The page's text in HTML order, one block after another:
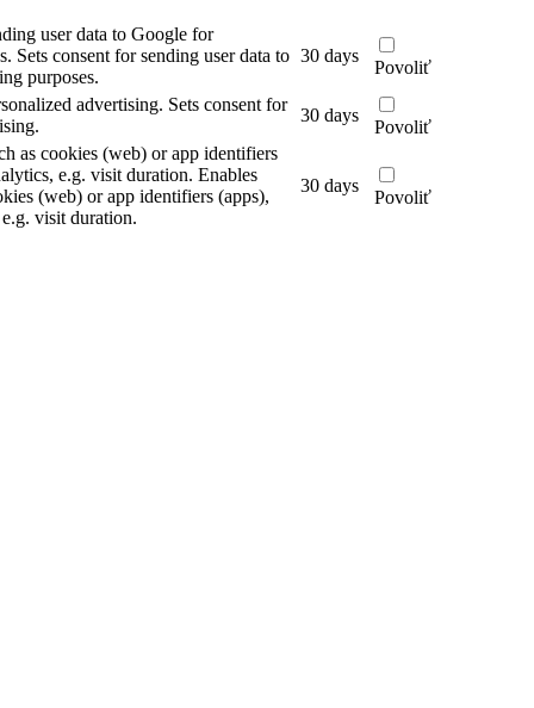
user data to Google for
Sets consent for sending user data to
purposes.
30 days
Povoliť
advertising. Sets consent for
30 days
Povoliť
as cookies (web) or app identifiers
e.g. visit duration. Enables
(web) or app identifiers (apps),
visit duration.
30 days
Povoliť